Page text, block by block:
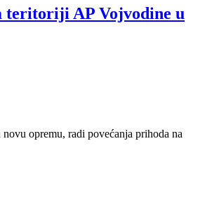
teritoriji AP Vojvodine u
opremu, radi povećanja prihoda na